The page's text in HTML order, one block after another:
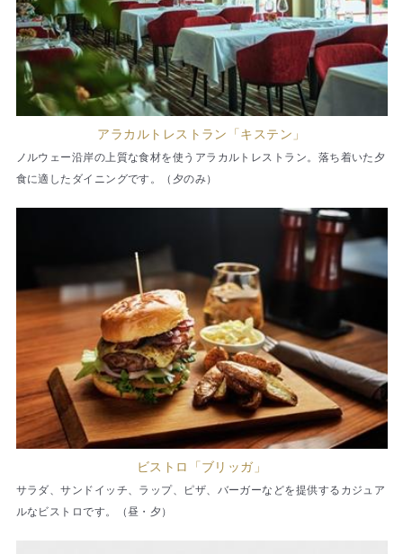
アラカルトレストラン「キステン」
ノルウェー沿岸の上質な食材を使うアラカルトレストラン。落ち着いた夕
食に適したダイニングです。（夕のみ）
ビストロ「ブリッガ」
サラダ、サンドイッチ、ラップ、ピザ、バーガーなどを提供するカジュア
ルなビストロです。（昼・夕）